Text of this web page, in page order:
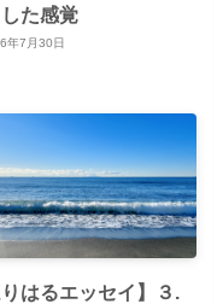
た感覚
年7月30日
りはるエッセイ】３.